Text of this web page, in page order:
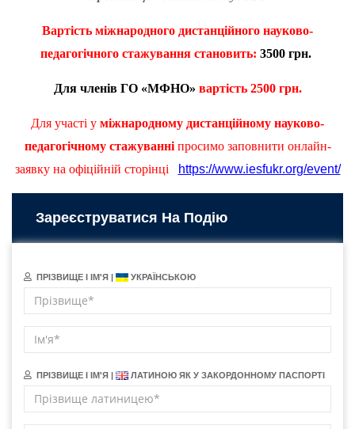
Вартість міжнародного дистанційного науково-
педагогічного стажування становить: 3500 грн.
Для членів ГО «МФНО» вартість 2500 грн.
Для участі у міжнародному дистанційному науково-
педагогічному стажуванні просимо заповнити онлайн-
заявку на офіційній сторінці
https://www.iesfukr.org/event/
Зареєструватися На Подію
ПРІЗВИЩЕ І ІМ'Я | УКРАЇНСЬКОЮ
ПРІЗВИЩЕ І ІМ'Я | ЛАТИНОЮ ЯК У ЗАКОРДОННОМУ ПАСПОРТІ